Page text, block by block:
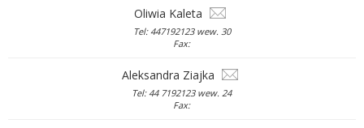
Oliwia Kaleta
Tel: 447192123 wew. 30
Fax:
Aleksandra Ziajka
Tel: 44 7192123 wew. 24
Fax: